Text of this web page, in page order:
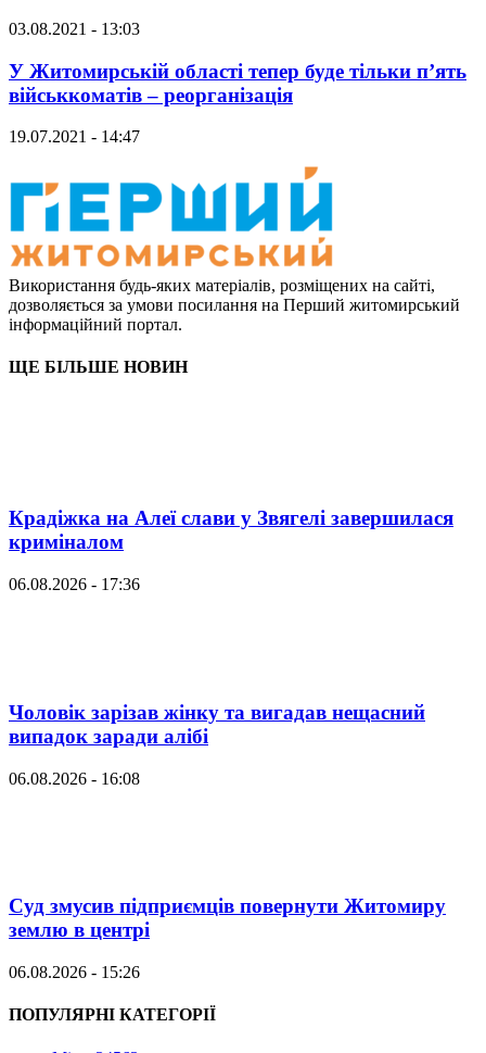
03.08.2021 - 13:03
У Житомирській області тепер буде тільки п’ять
військкоматів – реорганізація
19.07.2021 - 14:47
Використання будь-яких матеріалів, розміщених на сайті,
дозволяється за умови посилання на Перший житомирський
інформаційний портал.
ЩЕ БІЛЬШЕ НОВИН
Крадіжка на Алеї слави у Звягелі завершилася
криміналом
06.08.2026 - 17:36
Чоловік зарізав жінку та вигадав нещасний
випадок заради алібі
06.08.2026 - 16:08
Суд змусив підприємців повернути Житомиру
землю в центрі
06.08.2026 - 15:26
ПОПУЛЯРНІ КАТЕГОРІЇ